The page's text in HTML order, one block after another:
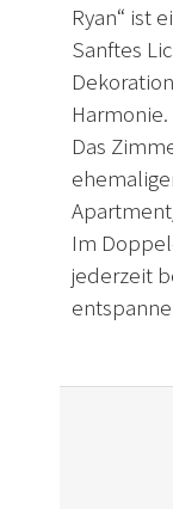
Ryan“ ist
Sanftes
Harmonie.
Das
Im
jederzeit